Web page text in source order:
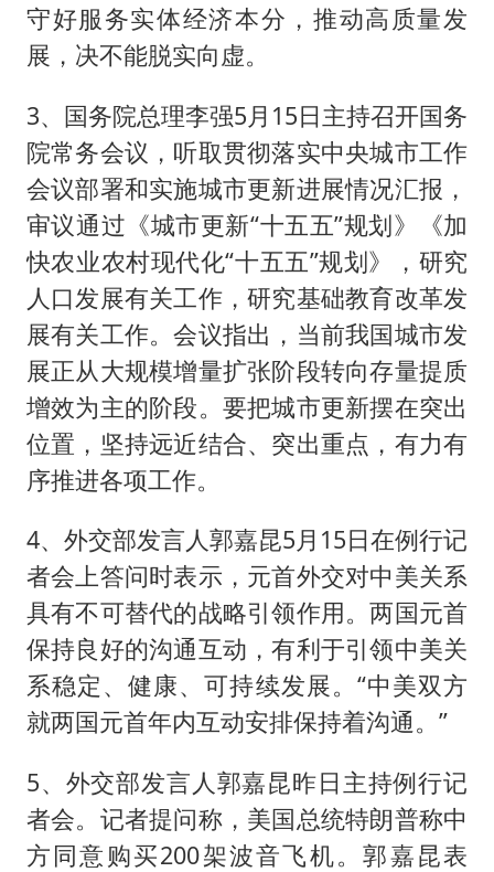
守好服务实体经济本分，推动高质量发
展，决不能脱实向虚。
3、国务院总理李强5月15日主持召开国务
院常务会议，听取贯彻落实中央城市工作
会议部署和实施城市更新进展情况汇报，
审议通过《城市更新“十五五”规划》《加
快农业农村现代化“十五五”规划》，研究
人口发展有关工作，研究基础教育改革发
展有关工作。会议指出，当前我国城市发
展正从大规模增量扩张阶段转向存量提质
增效为主的阶段。要把城市更新摆在突出
位置，坚持远近结合、突出重点，有力有
序推进各项工作。
4、外交部发言人郭嘉昆5月15日在例行记
者会上答问时表示，元首外交对中美关系
具有不可替代的战略引领作用。两国元首
保持良好的沟通互动，有利于引领中美关
系稳定、健康、可持续发展。“中美双方
就两国元首年内互动安排保持着沟通。”
5、外交部发言人郭嘉昆昨日主持例行记
者会。记者提问称，美国总统特朗普称中
方同意购买200架波音飞机。郭嘉昆表